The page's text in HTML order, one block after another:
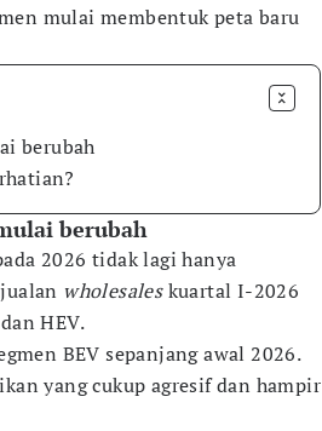
mulai membentuk peta baru
berubah
berubah
2026 tidak lagi hanya
wholesaleskuartal I-2026
HEV.
BEV sepanjang awal 2026.
yang cukup agresif dan hampir